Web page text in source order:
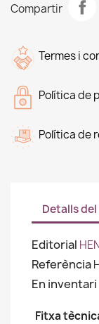
Compartir
Termes i
Política de
Política de
Detalls
Editorial
Referència
En inventari
Fitxa